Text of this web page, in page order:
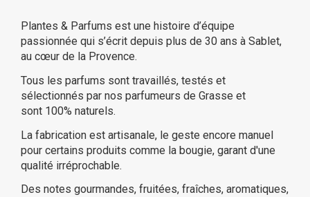
Plantes & Parfums est une histoire d’équipe
passionnée qui s’écrit depuis plus de 30 ans à Sablet,
au cœur de la Provence.
Tous les parfums sont travaillés, testés et
sélectionnés par nos parfumeurs de Grasse et
sont 100% naturels.
La fabrication est artisanale, le geste encore manuel
pour certains produits comme la bougie, garant d'une
qualité irréprochable.
Des notes gourmandes, fruitées, fraîches, aromatiques,